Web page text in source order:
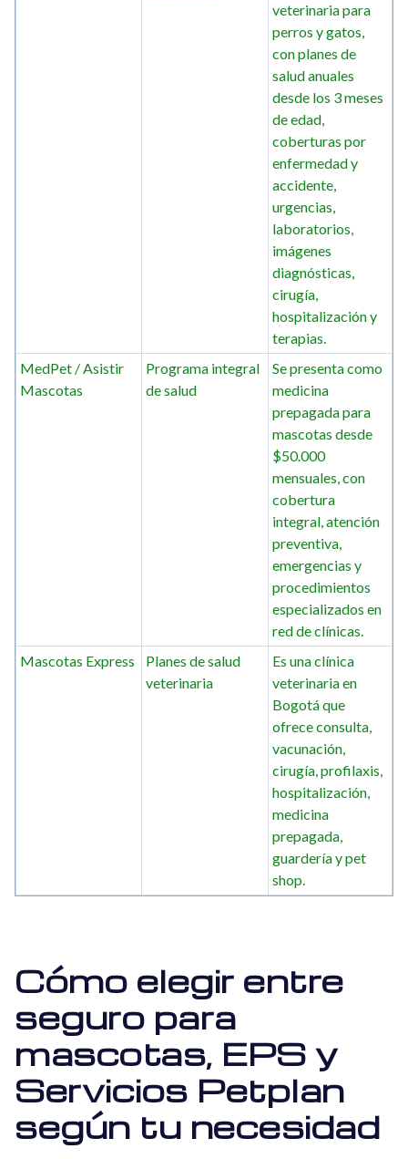
veterinaria para
perros y gatos,
con planes de
salud anuales
desde los 3 meses
de edad,
coberturas por
enfermedad y
accidente,
urgencias,
laboratorios,
imágenes
diagnósticas,
cirugía,
hospitalización y
terapias.
MedPet / Asistir
Mascotas
Programa integral
de salud
Se presenta como
medicina
prepagada para
mascotas desde
$50.000
mensuales, con
cobertura
integral, atención
preventiva,
emergencias y
procedimientos
especializados en
red de clínicas.
Mascotas Express
Planes de salud
veterinaria
Es una clínica
veterinaria en
Bogotá que
ofrece consulta,
vacunación,
cirugía, profilaxis,
hospitalización,
medicina
prepagada,
guardería y pet
shop.
Cómo elegir entre
seguro para
mascotas, EPS y
Servicios Petplan
según tu necesidad